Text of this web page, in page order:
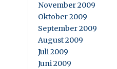
November 2009
Oktober 2009
September 2009
August 2009
Juli 2009
Juni 2009